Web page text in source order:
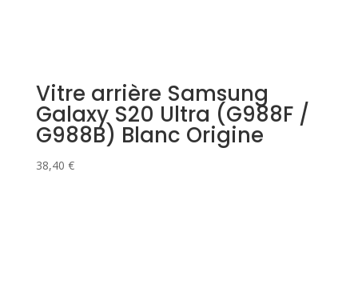
Vitre arrière Samsung
Galaxy S20 Ultra (G988F /
G988B) Blanc Origine
38,40 €